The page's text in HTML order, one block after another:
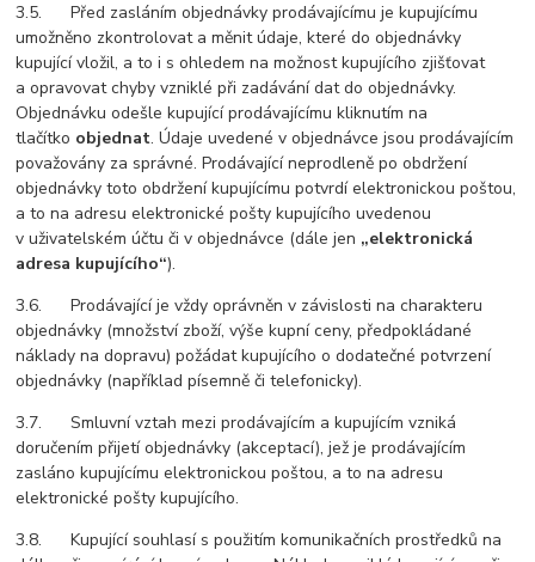
3.5. Před zasláním objednávky prodávajícímu je kupujícímu
umožněno zkontrolovat a měnit údaje, které do objednávky
kupující vložil, a to i s ohledem na možnost kupujícího zjišťovat
a opravovat chyby vzniklé při zadávání dat do objednávky.
Objednávku odešle kupující prodávajícímu kliknutím na
tlačítko objednat. Údaje uvedené v objednávce jsou prodávajícím
považovány za správné. Prodávající neprodleně po obdržení
objednávky toto obdržení kupujícímu potvrdí elektronickou poštou,
a to na adresu elektronické pošty kupujícího uvedenou
v uživatelském účtu či v objednávce (dále jen „elektronická
adresa kupujícího“).
3.6. Prodávající je vždy oprávněn v závislosti na charakteru
objednávky (množství zboží, výše kupní ceny, předpokládané
náklady na dopravu) požádat kupujícího o dodatečné potvrzení
objednávky (například písemně či telefonicky).
3.7. Smluvní vztah mezi prodávajícím a kupujícím vzniká
doručením přijetí objednávky (akceptací), jež je prodávajícím
zasláno kupujícímu elektronickou poštou, a to na adresu
elektronické pošty kupujícího.
3.8. Kupující souhlasí s použitím komunikačních prostředků na